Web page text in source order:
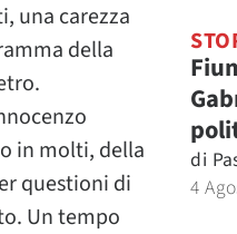
una carezza
della
in molti, della
questioni di
Un tempo
di
4